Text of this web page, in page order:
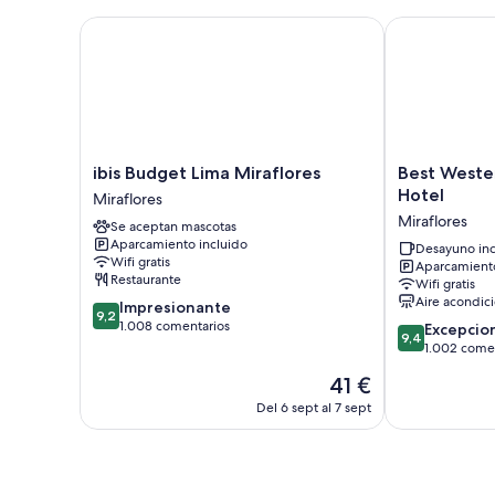
ibis
Budget
Lima
Miraflores
Miraflores
ibis Budget Lima Miraflores
Miraflores
Se aceptan mascotas
Aparcamiento incluido
Wifi gratis
Restaurante
9.2
sobre
9,2 Impresionante
1.008 comentarios
El
precio
actual
41 €
Del 6 sept al 7 sept
ibis Budget Lima Miraflores
Best
Western
Urban
Larco
Hotel
Miraflores
Best
Hotel
Miraflores
Desayuno
Wifi gratis
Aire
9.4
sobre
9,4
1.002
Best Western